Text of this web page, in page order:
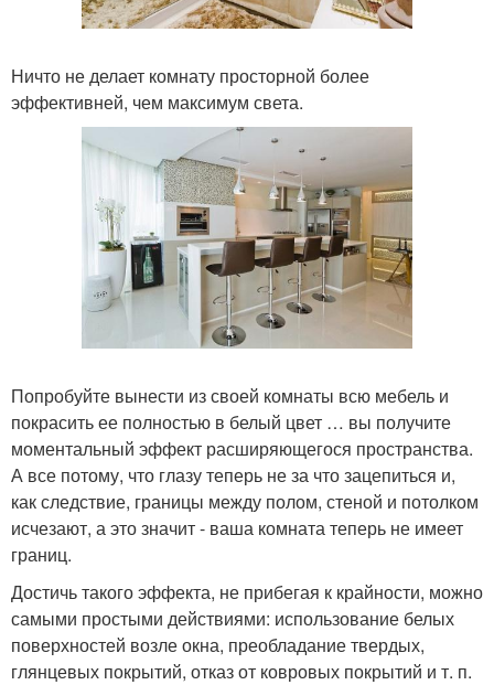
Ничто не делает комнату просторной более
эффективней, чем максимум света.
Попробуйте вынести из своей комнаты всю мебель и
покрасить ее полностью в белый цвет … вы получите
моментальный эффект расширяющегося пространства.
А все потому, что глазу теперь не за что зацепиться и,
как следствие, границы между полом, стеной и потолком
исчезают, а это значит - ваша комната теперь не имеет
границ.
Достичь такого эффекта, не прибегая к крайности, можно
самыми простыми действиями: использование белых
поверхностей возле окна, преобладание твердых,
глянцевых покрытий, отказ от ковровых покрытий и т. п.